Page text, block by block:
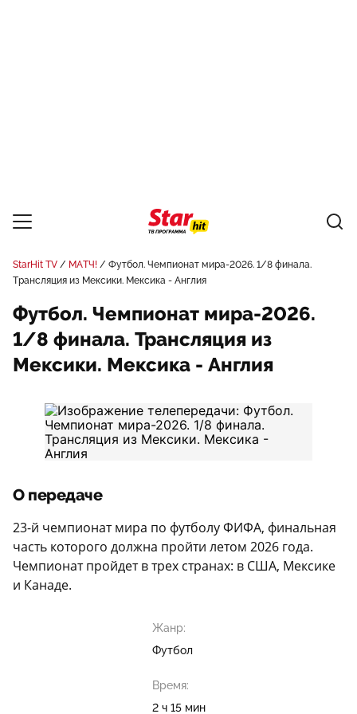
StarHit TV МАТЧ!
Футбол. Чемпионат мира-2026. 1/8 финала.
Трансляция из Мексики. Мексика - Англия
Футбол. Чемпионат мира-2026.
1/8 финала. Трансляция из
Мексики. Мексика - Англия
О передаче
23-й чемпионат мира по футболу ФИФА, финальная
часть которого должна пройти летом 2026 года.
Чемпионат пройдет в трех странах: в США, Мексике
и Канаде.
Жанр:
Футбол
Время:
2 ч 15 мин